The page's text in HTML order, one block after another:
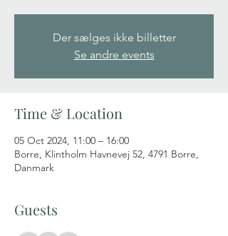
Der sælges ikke billetter
Se andre events
Time & Location
05 Oct 2024, 11:00 – 16:00
Borre, Klintholm Havnevej 52, 4791 Borre,
Danmark
Guests